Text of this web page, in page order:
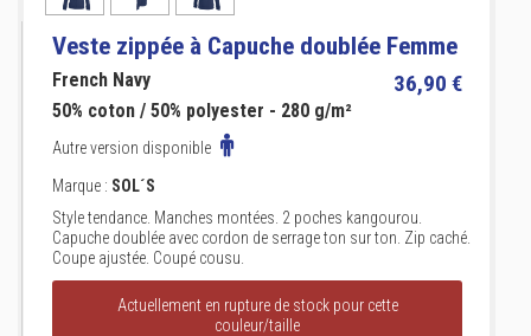
Veste zippée à Capuche doublée Femme
36,90 €
French Navy
50% coton / 50% polyester - 280 g/m²
Autre version disponible
Marque : SOL´S
Style tendance. Manches montées. 2 poches kangourou.
Capuche doublée avec cordon de serrage ton sur ton. Zip caché.
Coupe ajustée. Coupé cousu.
Actuellement en rupture de stock pour cette
couleur/taille